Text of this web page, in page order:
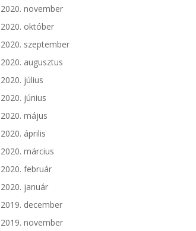
2020. november
2020. október
2020. szeptember
2020. augusztus
2020. július
2020. június
2020. május
2020. április
2020. március
2020. február
2020. január
2019. december
2019. november